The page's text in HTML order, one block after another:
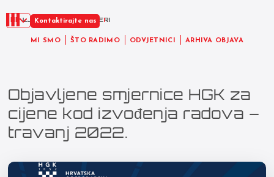
MI SMO ŠTO RADIMO ODVJETNICI ARHIVA OBJAVA
Kontaktirajte nas
Objavljene smjernice HGK za
cijene kod izvođenja radova –
travanj 2022.